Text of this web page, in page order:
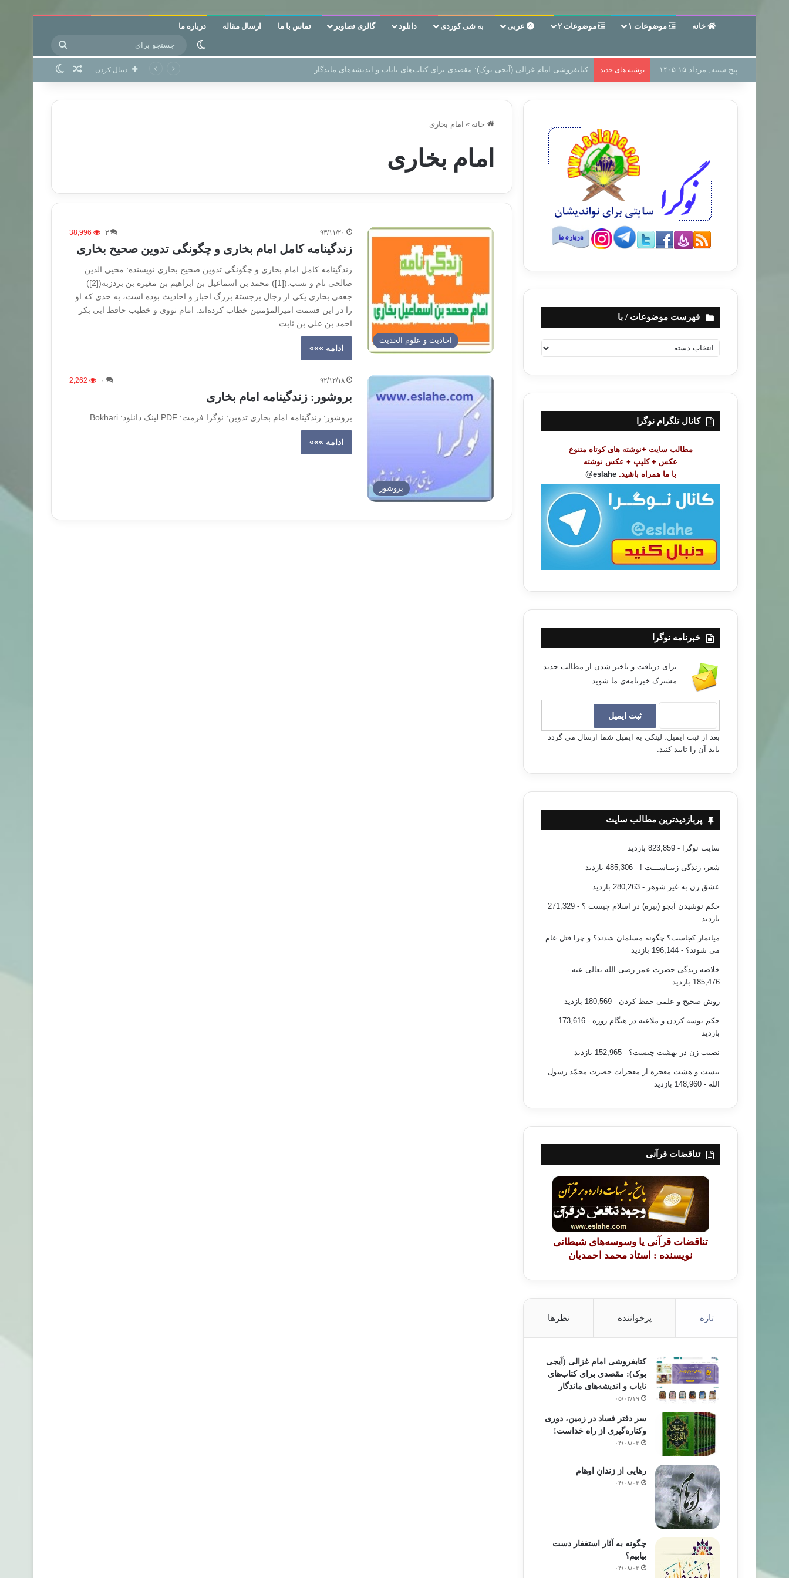
خانه موضوعات ۱ موضوعات ۲ عربی به شی کوردی دانلود گالری تصاویر تماس با ما ارسال مقاله درباره ما
تغییر پوسته
برای پنج شنبه, مرداد ۱۵ ۱۴۰۵ نوشته های جدید سر دفتر فساد در زمین‌، دوری وکناره‌گیری از راه خداست‌! دنبال کردن نوشته تصادفی
خانه » امام بخاری
امام بخاری
احادیث و علوم الحدیث
۹۳/۱۱/۲۰ ۳ 38,996
زندگینامه کامل امام بخاری و چگونگی تدوین صحیح بخاری
زندگینامه کامل امام بخاری و چگونگی تدوین صحیح بخاری نویسنده: محیی الدین
صالحی نام و نسب:([1]) محمد بن اسماعیل بن ابراهیم بن مغیره بن بردزبه([2])
جعفی بخاری یکی از رجال برجستة بزرگ اخبار و احادیث بوده است، به حدی که او
را در این قسمت امیرالمؤمنین خطاب کرده‌اند. امام نووی و خطیب حافظ ابی بکر
احمد بن علی بن ثابت…
ادامه »»»
بروشور
۹۲/۱۲/۱۸ ۰ 2,262
بروشور: زندگینامه امام بخاری
بروشور: زندگینامه امام بخاری تدوین: نوگرا فرمت: PDF لینک دانلود: Bokhari
ادامه »»»
فهرست موضوعات / با
ه
ت
ض
کانال تلگرام نوگرا
مطالب سایت +نوشته های کوتاه متنوع
عکس + کلیپ + عکس نوشته
با ما همراه باشید. eslahe@
خبرنامه نوگرا
برای دریافت و باخبر شدن از مطالب جدید
مشترک خبرنامه‌ی ما شوید.
بعد از ثبت ایمیل، لینکی به ایمیل شما ارسال می گردد
باید آن را تایید کنید.
پربازدیدترین مطالب سایت
سایت نوگرا - 823,859 بازدید
شعر، زندگی زیبـاســـت ! - 485,306 بازدید
عشق زن به غیر شوهر - 280,263 بازدید
حکم نوشیدن آبجو (بیره) در اسلام چیست ؟
- 271,329
بازدید
میانمار کجاست؟ چگونه مسلمان شدند؟ و چرا قتل عام
می شوند؟ - 196,144 بازدید
خلاصه زندگی حضرت عمر رضی الله تعالی عنه -
185,476 بازدید
روش صحیح و علمی حفظ کردن - 180,569 بازدید
حکم بوسه کردن و ملاعبه در هنگام روزه
- 173,616
بازدید
نصیب زن در بهشت چیست؟ - 152,965 بازدید
بیست و هشت معجزه از معجزات حضرت محمّد رسول
الله - 148,960 بازدید
تناقضات قرآنی
تناقضات قرآنی یا وسوسه‌های شیطانی
نویسنده : استاد محمد احمدیان
تازه پرخواننده نظرها
کتابفروشی امام غزالی (آیجی
بوک): مقصدی برای کتاب‌های
نایاب و اندیشه‌های ماندگار
۰۵/۰۳/۱۹
سر دفتر فساد در زمین‌، دوری
وکناره‌گیری از راه خداست‌!
۰۴/۰۸/۰۳
رهایی از زندانِ اوهام
۰۴/۰۸/۰۳
چگونه به آثار استغفار دست
بیابیم؟
۰۴/۰۸/۰۳